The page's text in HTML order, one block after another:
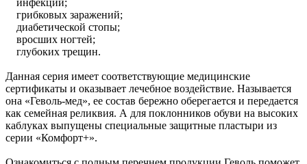
грибковых заражений;
диабетической стопы;
вросших ногтей;
глубоких трещин.
Данная серия имеет соответствующие медицинские
сертификаты и оказывает лечебное воздействие. Называется
она «Геволь-мед», ее состав бережно оберегается и передается
как семейная реликвия. А для поклонников обуви на высоких
каблуках выпущены специальные защитные пластыри из
серии «Комфорт+».